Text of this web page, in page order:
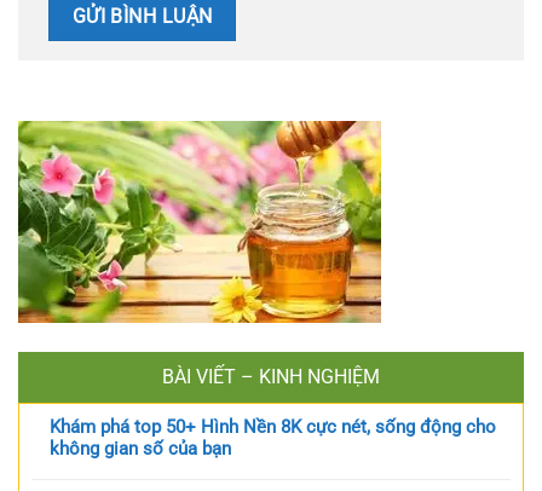
BÀI VIẾT – KINH NGHIỆM
Khám phá top 50+ Hình Nền 8K cực nét, sống động cho
không gian số của bạn